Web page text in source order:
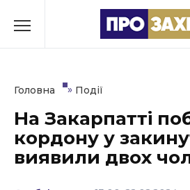
до
Культура
Освіта
Головна » Події
На Закарпатті
кордону у
виявили двох